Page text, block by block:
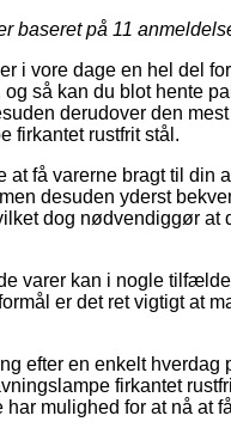
baseret på 11
i vore dage en hel del
og så kan du blot hente
derudover den
firkantet rustfrit stål.
få varerne bragt til din
desuden yderst
dog nødvendiggør
varer kan i nogle
er det ret vigtigt at
efter en enkelt
firkantet
mulighed for at nå at